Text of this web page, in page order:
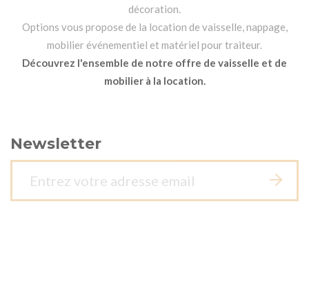
décoration.
Options vous propose de la location de vaisselle, nappage,
mobilier événementiel et matériel pour traiteur.
Découvrez l'ensemble de notre offre de vaisselle et de
mobilier à la location.
Newsletter